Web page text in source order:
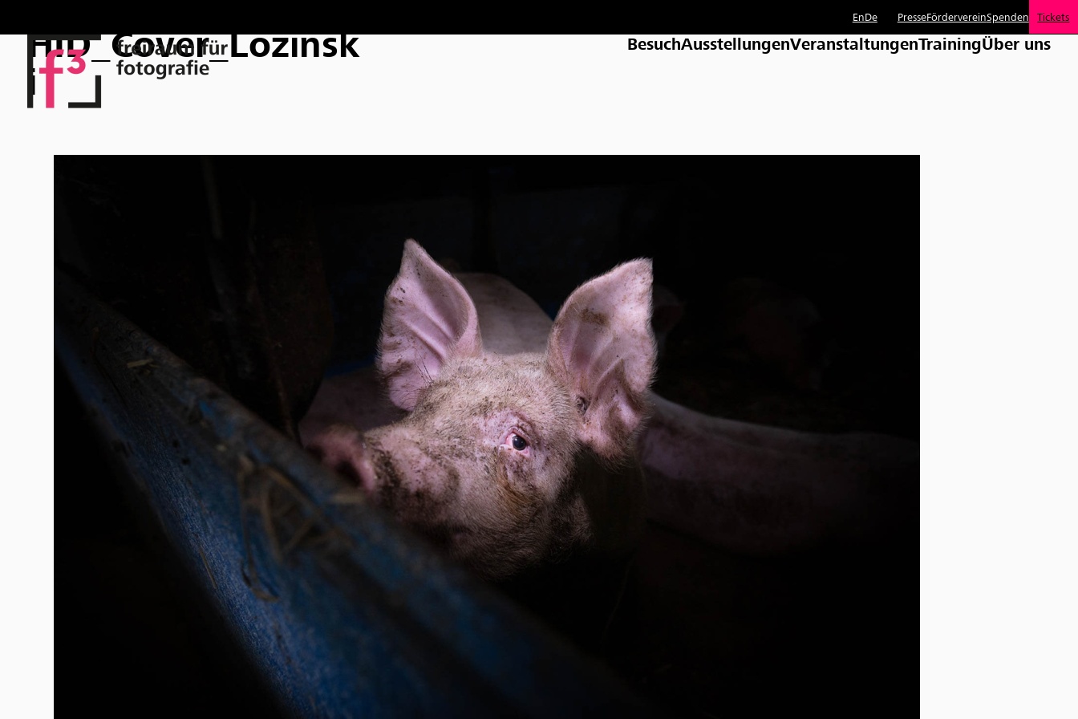
EnDe PresseFördervereinSpenden Tickets
BesuchAusstellungenVeranstaltungenTrainingÜber uns
HID_Cover_Lozinsk
i